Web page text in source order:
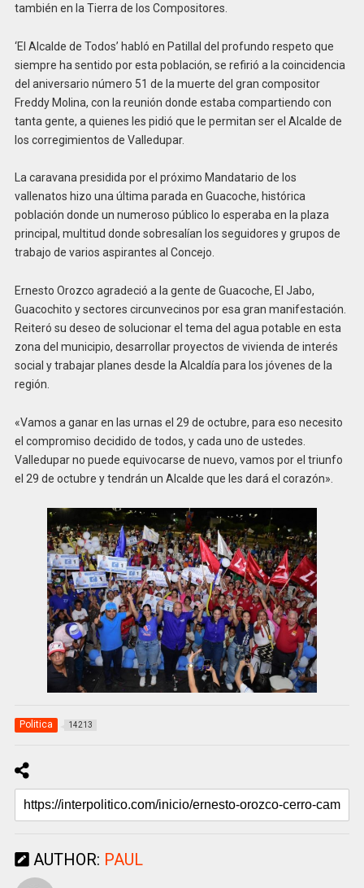
también en la Tierra de los Compositores.
‘El Alcalde de Todos’ habló en Patillal del profundo respeto que
siempre ha sentido por esta población, se refirió a la coincidencia
del aniversario número 51 de la muerte del gran compositor
Freddy Molina, con la reunión donde estaba compartiendo con
tanta gente, a quienes les pidió que le permitan ser el Alcalde de
los corregimientos de Valledupar.
La caravana presidida por el próximo Mandatario de los
vallenatos hizo una última parada en Guacoche, histórica
población donde un numeroso público lo esperaba en la plaza
principal, multitud donde sobresalían los seguidores y grupos de
trabajo de varios aspirantes al Concejo.
Ernesto Orozco agradeció a la gente de Guacoche, El Jabo,
Guacochito y sectores circunvecinos por esa gran manifestación.
Reiteró su deseo de solucionar el tema del agua potable en esta
zona del municipio, desarrollar proyectos de vivienda de interés
social y trabajar planes desde la Alcaldía para los jóvenes de la
región.
«Vamos a ganar en las urnas el 29 de octubre, para eso necesito
el compromiso decidido de todos, y cada uno de ustedes.
Valledupar no puede equivocarse de nuevo, vamos por el triunfo
el 29 de octubre y tendrán un Alcalde que les dará el corazón».
Politica 14213
AUTHOR: PAUL